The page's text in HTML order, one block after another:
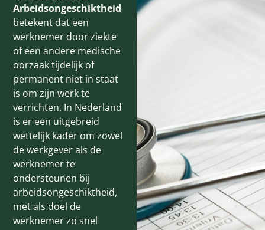
Arbeidsongeschiktheid
betekent dat een
werknemer door ziekte
of een andere medische
oorzaak tijdelijk of
permanent niet in staat
is om zijn werk te
verrichten. In Nederland
is er een uitgebreid
wettelijk kader om zowel
de werkgever als de
werknemer te
ondersteunen bij
arbeidsongeschiktheid,
met als doel de
werknemer zo snel